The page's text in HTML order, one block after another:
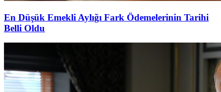
En Düşük Emekli Aylığı Fark Ödemelerinin Tarihi
Belli Oldu